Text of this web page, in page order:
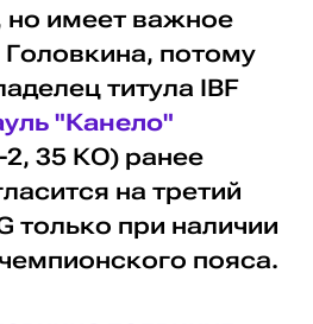
но имеет важное
Головкина, потому
титула IBF
"Канело"
2, 35 КО) ранее
на третий
только при наличии
пояса.